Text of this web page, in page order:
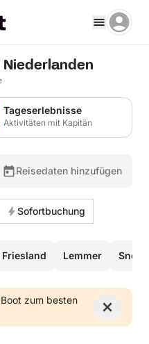
Niederlanden
Tageserlebnisse
Aktivitäten mit Kapitän
Reisedaten hinzufügen
Sofortbuchung
Friesland Lemmer Sneek
zum besten